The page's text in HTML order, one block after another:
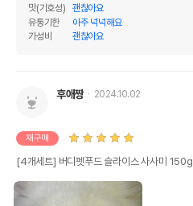
맛(기호성)
괜찮아요
유통기한
아주 넉넉해요
가성비
괜찮아요
후애짱 2024.10.02
재구매
[4개세트] 버디펫푸드 슬라이스 사사미 150g